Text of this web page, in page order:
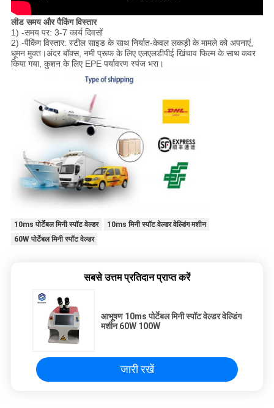
लीड समय और पैकिंग विस्तार
1) -समय पर: 3-7 कार्य दिवसों
2) -पैकिंग विस्तार: स्टील साइड के साथ निर्यात-केवल लकड़ी के मामले को अपनाएं,
धूमन मुक्त।अंदर बॉक्स, नमी प्रूफ के लिए एलएलडीपीई खिंचाव फिल्म के साथ कवर
किया गया, कुशन के लिए EPE पर्यावरण स्पंज भरा।
10ms पोर्टेबल मिनी स्पॉट वेल्डर
10ms मिनी स्पॉट वेल्डर वेल्डिंग मशीन
60W पोर्टेबल मिनी स्पॉट वेल्डर
सबसे उत्तम प्रतिदान प्राप्त करें
आभूषण 10ms पोर्टेबल मिनी स्पॉट वेल्डर वेल्डिंग
मशीन 60W 100W
जारी रखें